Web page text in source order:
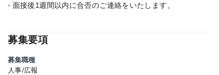
- 面接後1週間以内に合否のご連絡をいたします。
募集要項
募集職種
人事/広報